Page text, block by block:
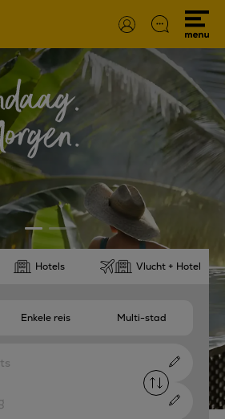
Hotels Vlucht + Hotel
Enkele reis Multi-stad